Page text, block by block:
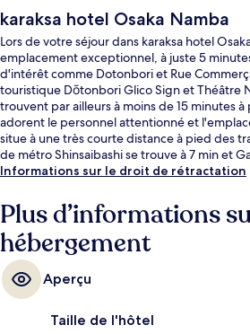
karaksa hotel Osaka Namba
Lors de votre séjour dans karaksa hotel
emplacement exceptionnel, à juste 5
d'intérêt comme Dotonbori et Rue
touristique Dōtonbori Glico Sign et Théâtre
trouvent par ailleurs à moins de 15 minutes
adorent le personnel attentionné et
situe à une très courte distance à pied des
de métro Shinsaibashi se trouve à 7 min et
Informations sur le droit de rétractation
Plus d’informations
hébergement
Aperçu
Taille de l'hôtel